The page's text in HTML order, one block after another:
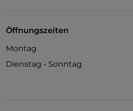
Öffnungszeiten
Montag
Dienstag - Sonntag